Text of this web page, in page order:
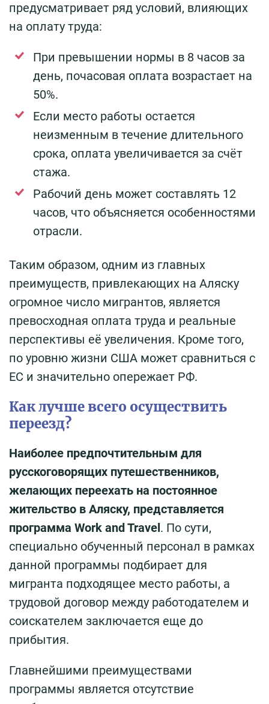
предусматривает ряд условий, влияющих
на оплату труда:
При превышении нормы в 8 часов за
день, почасовая оплата возрастает на
50%.
Если место работы остается
неизменным в течение длительного
срока, оплата увеличивается за счёт
стажа.
Рабочий день может составлять 12
часов, что объясняется особенностями
отрасли.
Таким образом, одним из главных
преимуществ, привлекающих на Аляску
огромное число мигрантов, является
превосходная оплата труда и реальные
перспективы её увеличения. Кроме того,
по уровню жизни США может сравниться с
ЕС и значительно опережает РФ.
Как лучше всего осуществить
переезд?
Наиболее предпочтительным для
русскоговорящих путешественников,
желающих переехать на постоянное
жительство в Аляску, представляется
программа Work and Travel. По сути,
специально обученный персонал в рамках
данной программы подбирает для
мигранта подходящее место работы, а
трудовой договор между работодателем и
соискателем заключается еще до
прибытия.
Главнейшими преимуществами
программы является отсутствие